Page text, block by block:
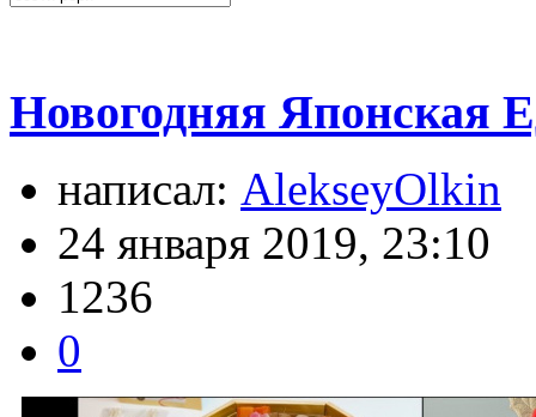
Новогодняя Японская
написал: AlekseyOlkin
24 января 2019, 23:10
1236
0